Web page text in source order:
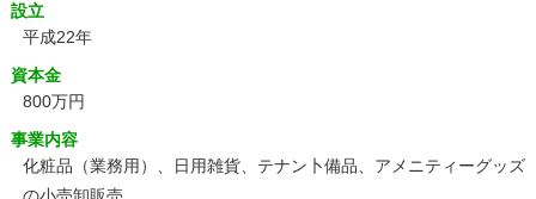
設立
平成22年
資本金
800万円
事業内容
化粧品（業務用）、日用雑貨、テナン卜備品、アメニティーグッズ